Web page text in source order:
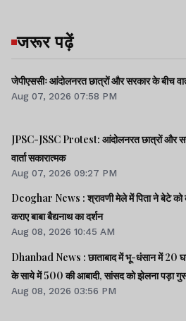
जरूर पढ़ें
जेपीएससीः आंदोलनरत छात्रों और सरकार के बीच
Aug 07, 2026 07:58 PM
JPSC-JSSC Protest: आंदोलनरत छात्रों और
वार्ता सकारात्मक
Aug 07, 2026 09:27 PM
Deoghar News : श्रावणी मेले में पिता ने बेटे को
कराए बाबा बैद्यनाथ का दर्शन
Aug 08, 2026 10:45 AM
Dhanbad News : छाताबाद में भू-धंसान में 20
के साये में 500 की आबादी, सांसद को झेलना पड़ा
Aug 08, 2026 03:56 PM